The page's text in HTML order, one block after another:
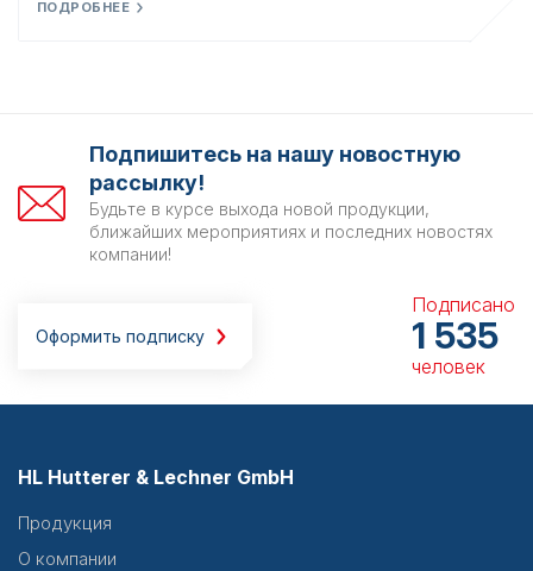
ПОДРОБНЕЕ
Подпишитесь на нашу новостную
рассылку!
Будьте в курсе выхода новой продукции,
ближайших мероприятиях и последних новостях
компании!
Оформить подписку
Подписано
1 535
человек
HL Hutterer & Lechner GmbH
Продукция
О компании